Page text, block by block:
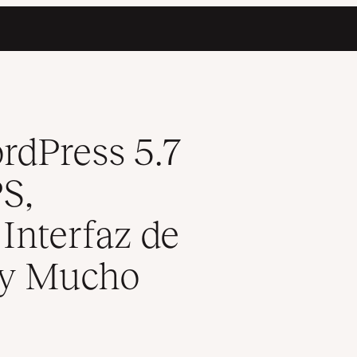
de la Interfaz de Usuario, Nuevas API y Mucho Más)
5.7
de
Mucho